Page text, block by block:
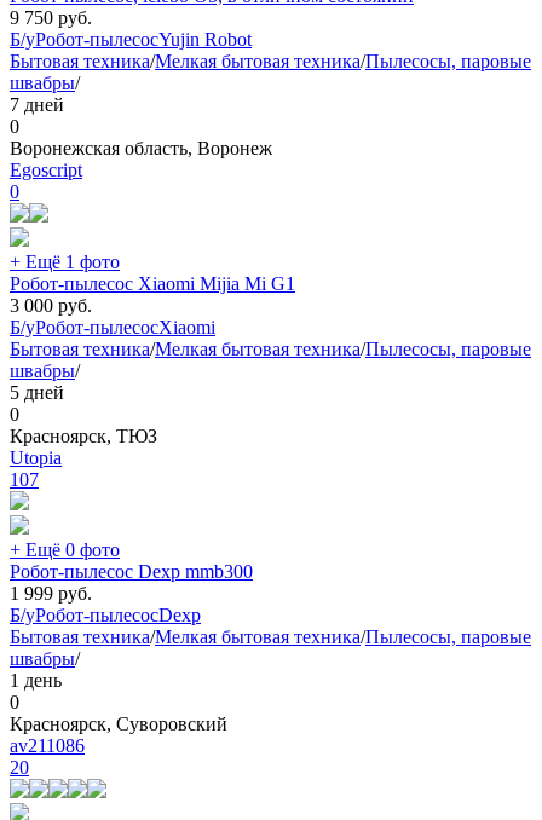
9 750 руб.
Б/уРобот-пылесосYujin Robot
Бытовая техника/Мелкая бытовая техника/Пылесосы, паровые
швабры/
7 дней
0
Воронежская область, Воронеж
Egoscript
0
+ Ещё 1 фото
Робот-пылесос Xiaomi Mijia Mi G1
3 000 руб.
Б/уРобот-пылесосXiaomi
Бытовая техника/Мелкая бытовая техника/Пылесосы, паровые
швабры/
5 дней
0
Красноярск, ТЮЗ
Utopia
107
+ Ещё 0 фото
Робот-пылесос Dexp mmb300
1 999 руб.
Б/уРобот-пылесосDexp
Бытовая техника/Мелкая бытовая техника/Пылесосы, паровые
швабры/
1 день
0
Красноярск, Суворовский
av211086
20